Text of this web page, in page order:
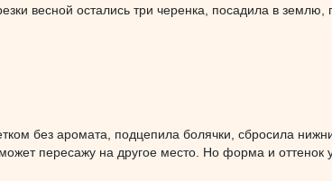
весной остались три черенка, посадила в землю,
без аромата, подцепила болячки, сбросила
пересажу на другое место. Но форма и